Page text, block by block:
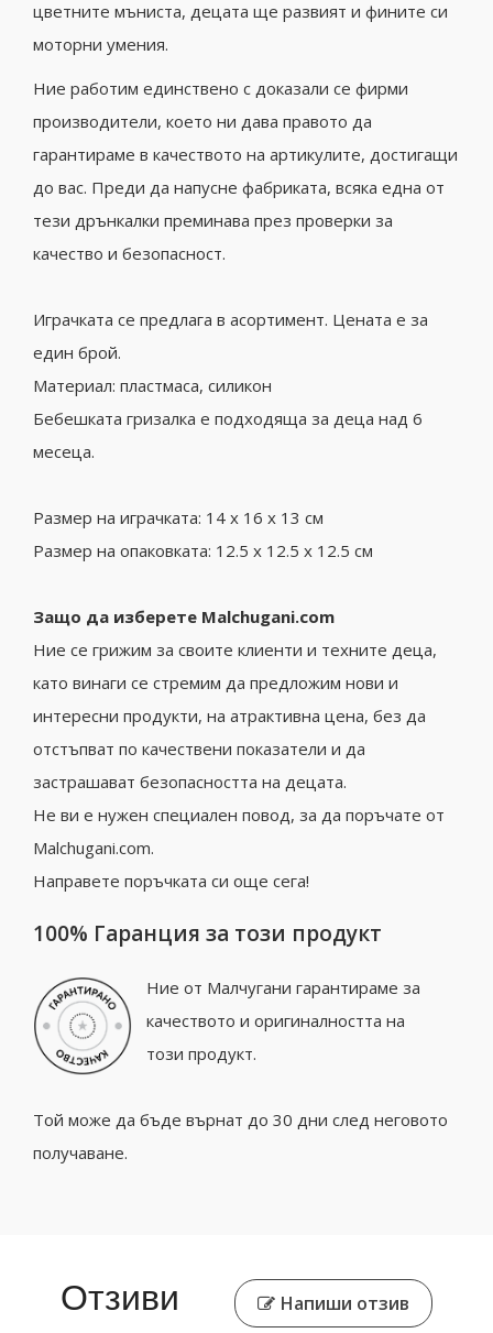
цветните мъниста, децата ще развият и фините си
моторни умения.
Ние работим единствено с доказали се фирми
производители, което ни дава правото да
гарантираме в качеството на артикулите, достигащи
до вас. Преди да напусне фабриката, всяка една от
тези дрънкалки преминава през проверки за
качество и безопасност.
Играчката се предлага в асортимент. Цената е за
един брой.
Материал: пластмаса, силикон
Бебешката гризалка е подходяща за деца над 6
месеца.
Размер на играчката: 14 x 16 x 13 см
Размер на опаковката: 12.5 x 12.5 x 12.5 см
Защо да изберете Malchugani.com
Ние се грижим за своите клиенти и техните деца,
като винаги се стремим да предложим нови и
интересни продукти, на атрактивна цена, без да
отстъпват по качествени показатели и да
застрашават безопасността на децата.
Не ви е нужен специален повод, за да поръчате от
Malchugani.com.
Направете поръчката си още сега!
100% Гаранция за този продукт
Ние от Малчугани гарантираме за
качеството и оригиналността на
този продукт.
Той може да бъде върнат до 30 дни след неговото
получаване.
Отзиви Напиши отзив